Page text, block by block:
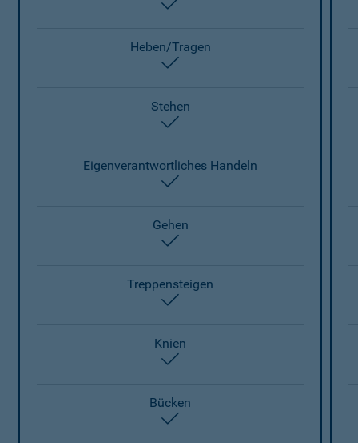
Heben/Tragen
Stehen
Eigenverantwortliches Handeln
Gehen
Treppensteigen
Knien
Bücken